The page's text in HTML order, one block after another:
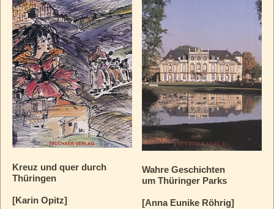
Kreuz und quer durch
Thüringen
[Karin Opitz]
Wahre Geschichten
um Thüringer Parks
[Anna Eunike Röhrig]